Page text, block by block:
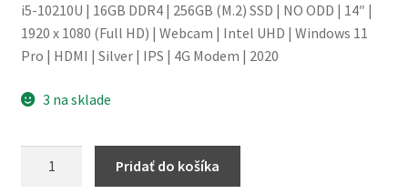
i5-10210U | 16GB DDR4 | 256GB (M.2) SSD | NO ODD | 14″ |
1920 x 1080 (Full HD) | Webcam | Intel UHD | Windows 11
Pro | HDMI | Silver | IPS | 4G Modem | 2020
3 na sklade
Pridať do košíka